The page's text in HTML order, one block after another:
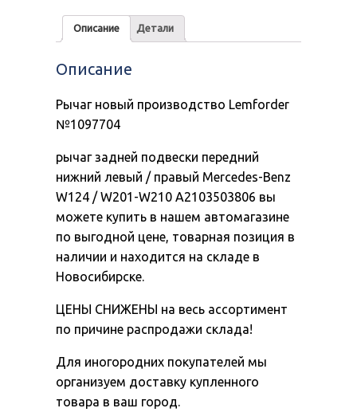
Описание Детали
Описание
Рычаг новый производство Lemforder
№1097704
рычаг задней подвески передний
нижний левый / правый Mercedes-Benz
W124 / W201-W210 A2103503806 вы
можете купить в нашем автомагазине
по выгодной цене, товарная позиция в
наличии и находится на складе в
Новосибирске.
ЦЕНЫ СНИЖЕНЫ на весь ассортимент
по причине распродажи склада!
Для иногородних покупателей мы
организуем доставку купленного
товара в ваш город.